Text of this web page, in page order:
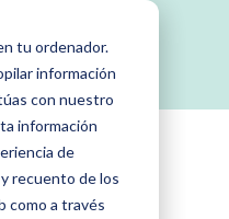
tu ordenador.
información
con nuestro
información
de
recuento de los
como a través